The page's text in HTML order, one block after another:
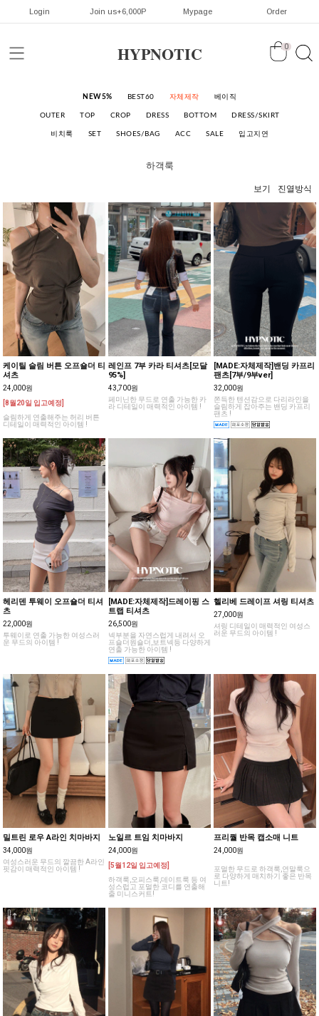
Login Join us+6,000P Mypage Order
HYPNOTIC 0
NEW5% BEST60 자체제작 베이직
OUTER TOP CROP DRESS BOTTOM DRESS/SKIRT
비치룩 SET SHOES/BAG ACC SALE 입고지연
하객룩
보기 진열방식
케이틸 슬림 버튼 오프숄더 티
셔츠
24,000원
[8월20일 입고예정]
슬림하게 연출해주는 허리 버튼
디테일이 매력적인 아이템 !
레인프 7부 카라 티셔츠[모달
95%]
43,700원
페미닌한 무드로 연출 가능한 카
라 디테일이 매력적인 아이템 !
[MADE:자체제작]밴딩 카프리
팬츠[7부/9부ver]
32,000원
쫀득한 텐션감으로 다리라인을
슬림하게 잡아주는 밴딩 카프리
팬츠 !
헤리덴 투웨이 오프숄더 티셔
츠
22,000원
투웨이로 연출 가능한 여성스러
운 무드의 아이템 !
[MADE:자체제작]드레이핑 스
트랩 티셔츠
26,500원
넥부분을 자연스럽게 내려서 오
프숄더원숄더,보트넥등 다양하게
연출 가능한 아이템 !
헬리베 드레이프 셔링 티셔츠
27,000원
셔링 디테일이 매력적인 여성스
러운 무드의 아이템 !
밀트린 로우 A라인 치마바지
34,000원
여성스러운 무드의 깔끔한 A라인
핏감이 매력적인 아이템 !
노일르 트임 치마바지
24,000원
[5월12일 입고예정]
하객룩,오피스룩,데이트룩 등 여
성스럽고 포멀한 코디를 연출해
줄 미니스커트!
프리퀄 반목 캡소매 니트
24,000원
포멀한 무드로 하객룩,연말룩으
로 다양하게 매치하기 좋은 반목
니트!